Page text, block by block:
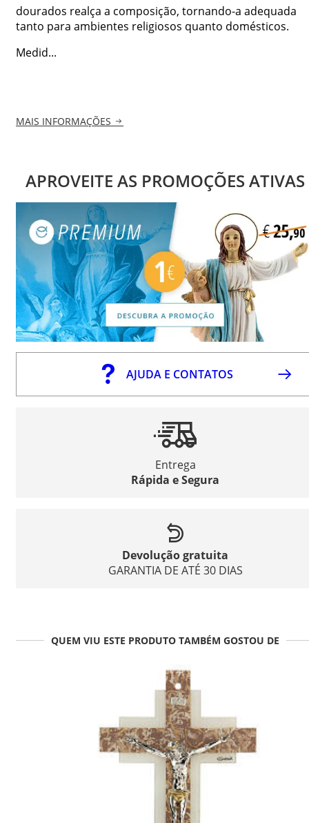
dourados realça a composição, tornando-a adequada
tanto para ambientes religiosos quanto domésticos.
Medid...
MAIS INFORMAÇÕES
APROVEITE AS PROMOÇÕES ATIVAS
AJUDA E CONTATOS
Entrega
Rápida e Segura
Devolução gratuita
GARANTIA DE ATÉ 30 DIAS
QUEM VIU ESTE PRODUTO TAMBÉM GOSTOU DE